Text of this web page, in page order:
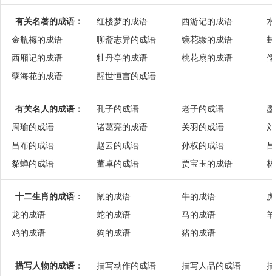
有关名著的成语 ： 红楼梦的成语 西游记的成语
金瓶梅的成语
聊斋志异的成语 镜花缘的成语
西厢记的成语
牡丹亭的成语 桃花扇的成语
孽海花的成语
醒世恒言的成语
有关名人的成语 ： 孔子的成语 老子的成语
周瑜的成语
诸葛亮的成语 关羽的成语
吕布的成语
赵云的成语 孙权的成语
貂蝉的成语
董卓的成语 贾宝玉的成语
十二生肖的成语 ： 鼠的成语 牛的成语
龙的成语
蛇的成语 马的成语
鸡的成语
狗的成语 猪的成语
描写人物的成语 ： 描写动作的成语 描写人品的成语